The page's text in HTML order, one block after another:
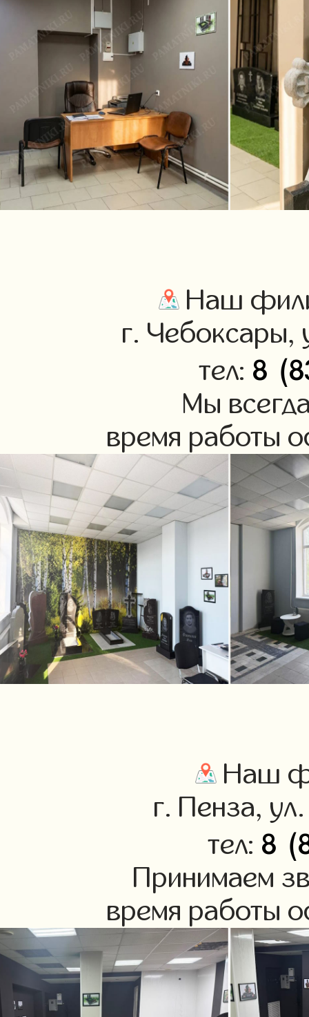
Наш
г. Чебоксары,
тел: 8
Мы
время работы
Наш
г. Пенза,
тел: 8
Принимаем
время работы